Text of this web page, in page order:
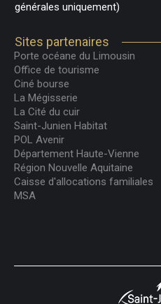
générales uniquement)
Sites partenaires
Porte océane du Limousin
Office de tourisme
Ciné bourse
La Mégisserie
La Cité du cuir
Saint-Junien Habitat
POL Avenir
Département Haute-Vienne
Région Nouvelle Aquitaine
Caisse d'allocations familiales
MSA